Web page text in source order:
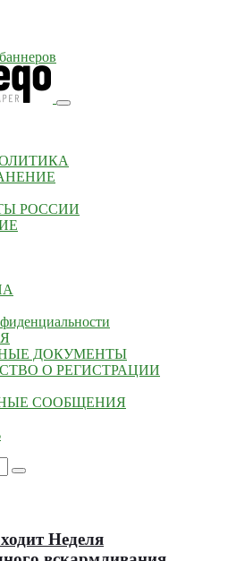
РОССИИ
ДОКУМЕНТЫ
О РЕГИСТРАЦИИ
СООБЩЕНИЯ
Неделя